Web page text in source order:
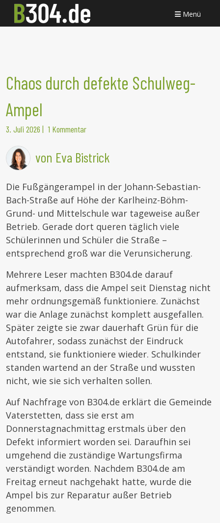
Menü
Chaos durch defekte Schulweg-
Ampel
3. Juli 2026 | 1 Kommentar
von Eva Bistrick
Die Fußgängerampel in der Johann-Sebastian-
Bach-Straße auf Höhe der Karlheinz-Böhm-
Grund- und Mittelschule war tageweise außer
Betrieb. Gerade dort queren täglich viele
Schülerinnen und Schüler die Straße –
entsprechend groß war die Verunsicherung.
Mehrere Leser machten B304.de darauf
aufmerksam, dass die Ampel seit Dienstag nicht
mehr ordnungsgemäß funktioniere. Zunächst
war die Anlage zunächst komplett ausgefallen.
Später zeigte sie zwar dauerhaft Grün für die
Autofahrer, sodass zunächst der Eindruck
entstand, sie funktioniere wieder. Schulkinder
standen wartend an der Straße und wussten
nicht, wie sie sich verhalten sollen.
Auf Nachfrage von B304.de erklärt die Gemeinde
Vaterstetten, dass sie erst am
Donnerstagnachmittag erstmals über den
Defekt informiert worden sei. Daraufhin sei
umgehend die zuständige Wartungsfirma
verständigt worden. Nachdem B304.de am
Freitag erneut nachgehakt hatte, wurde die
Ampel bis zur Reparatur außer Betrieb
genommen.